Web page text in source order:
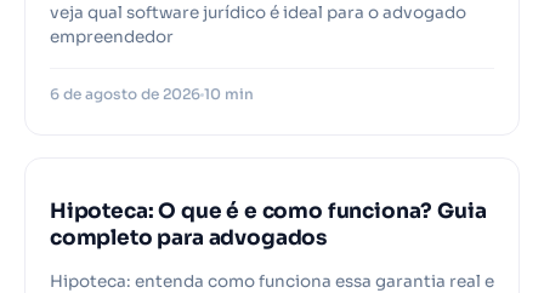
veja qual software jurídico é ideal para o advogado
empreendedor
6 de agosto de 2026 10 min
Hipoteca: O que é e como funciona? Guia
completo para advogados
Hipoteca: entenda como funciona essa garantia real e